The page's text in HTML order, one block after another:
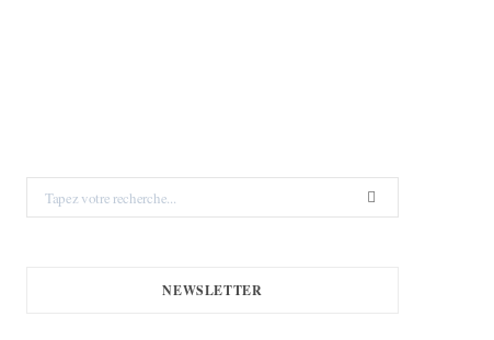
Search
for:
NEWSLETTER